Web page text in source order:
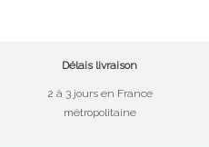
Délais livraison
2 à 3 jours en France
métropolitaine